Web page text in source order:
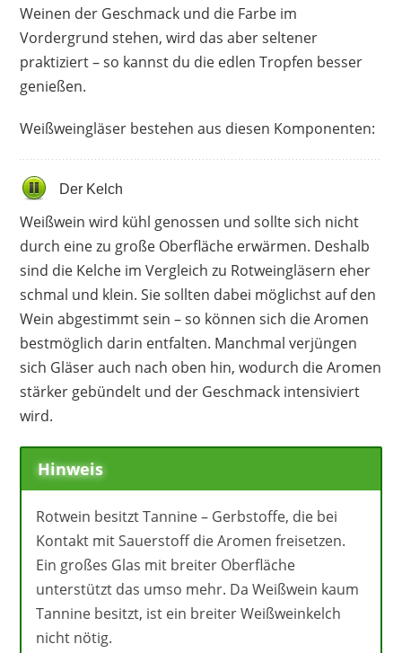
Weinen der Geschmack und die Farbe im
Vordergrund stehen, wird das aber seltener
praktiziert – so kannst du die edlen Tropfen besser
genießen.
Weißweingläser bestehen aus diesen Komponenten:
Der Kelch
Weißwein wird kühl genossen und sollte sich nicht
durch eine zu große Oberfläche erwärmen. Deshalb
sind die Kelche im Vergleich zu Rotweingläsern eher
schmal und klein. Sie sollten dabei möglichst auf den
Wein abgestimmt sein – so können sich die Aromen
bestmöglich darin entfalten. Manchmal verjüngen
sich Gläser auch nach oben hin, wodurch die Aromen
stärker gebündelt und der Geschmack intensiviert
wird.
Hinweis
Rotwein besitzt Tannine – Gerbstoffe, die bei
Kontakt mit Sauerstoff die Aromen freisetzen.
Ein großes Glas mit breiter Oberfläche
unterstützt das umso mehr. Da Weißwein kaum
Tannine besitzt, ist ein breiter Weißweinkelch
nicht nötig.